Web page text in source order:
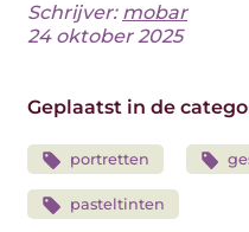
Schrijver: mobar
24 oktober 2025
Geplaatst in de
portretten
pasteltinten